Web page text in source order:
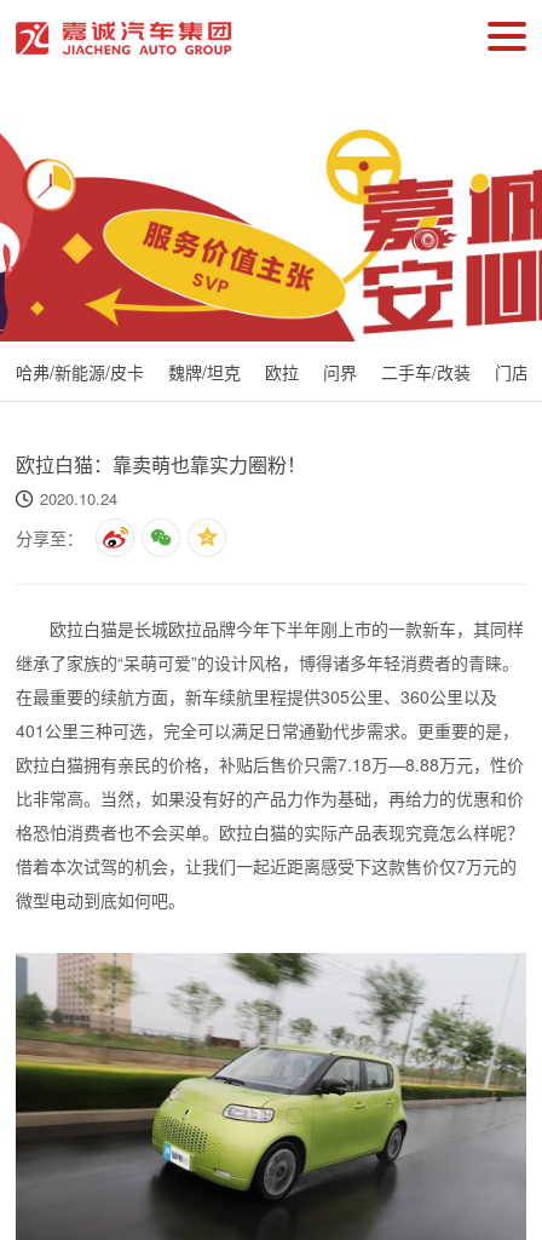
哈弗/新能源/皮卡 魏牌/坦克 欧拉 问界 二手车/改装 门店
欧拉白猫：靠卖萌也靠实力圈粉！
2020.10.24
分享至：
欧拉白猫是长城欧拉品牌今年下半年刚上市的一款新车，其同样
继承了家族的“呆萌可爱”的设计风格，博得诸多年轻消费者的青睐。
在最重要的续航方面，新车续航里程提供305公里、360公里以及
401公里三种可选，完全可以满足日常通勤代步需求。更重要的是，
欧拉白猫拥有亲民的价格，补贴后售价只需7.18万—8.88万元，性价
比非常高。 当然，如果没有好的产品力作为基础，再给力的优惠和价
格恐怕消费者也不会买单。欧拉白猫的实际产品表现究竟怎么样呢？
借着本次试驾的机会，让我们一起近距离感受下这款售价仅7万元的
微型电动到底如何吧。